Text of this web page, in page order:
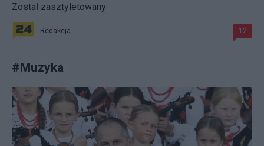
Został zasztyletowany
Redakcja 12
#Muzyka